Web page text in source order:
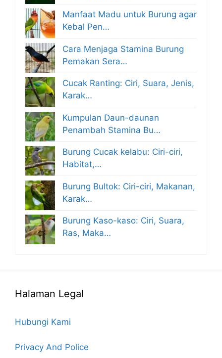
Manfaat Madu untuk Burung agar
Kebal Pen…
Cara Menjaga Stamina Burung
Pemakan Sera…
Cucak Ranting: Ciri, Suara, Jenis,
Karak…
Kumpulan Daun-daunan
Penambah Stamina Bu…
Burung Cucak kelabu: Ciri-ciri,
Habitat,…
Burung Bultok: Ciri-ciri, Makanan,
Karak…
Burung Kaso-kaso: Ciri, Suara,
Ras, Maka…
Halaman Legal
Hubungi Kami
Privacy And Police